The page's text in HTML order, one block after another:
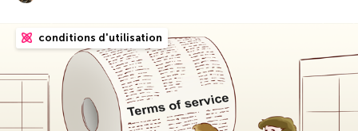
conditions d'utilisation